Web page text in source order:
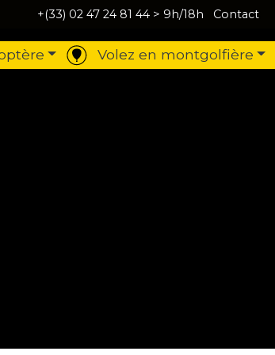
+(33) 02 47 24 81 44 > 9h/18h Contact
Volez en montgolfière